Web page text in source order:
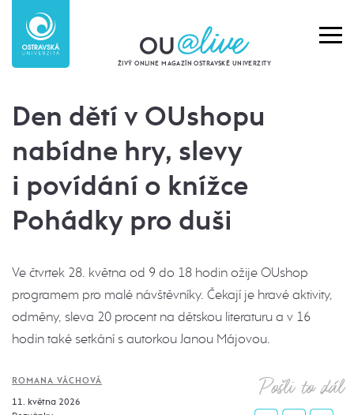
ŽIVÝ ONLINE MAGAZÍN OSTRAVSKÉ UNIVERZITY
Den dětí v OUshopu
nabídne hry, slevy
i povídání o knížce
Pohádky pro duši
Ve čtvrtek 28. května od 9 do 18 hodin ožije OUshop
programem pro malé návštěvníky. Čekají je hravé aktivity,
odměny, sleva 20 procent na dětskou literaturu a v 16
hodin také setkání s autorkou Janou Májovou.
ROMANA VÁCHOVÁ
11. května 2026
Pošli to dál